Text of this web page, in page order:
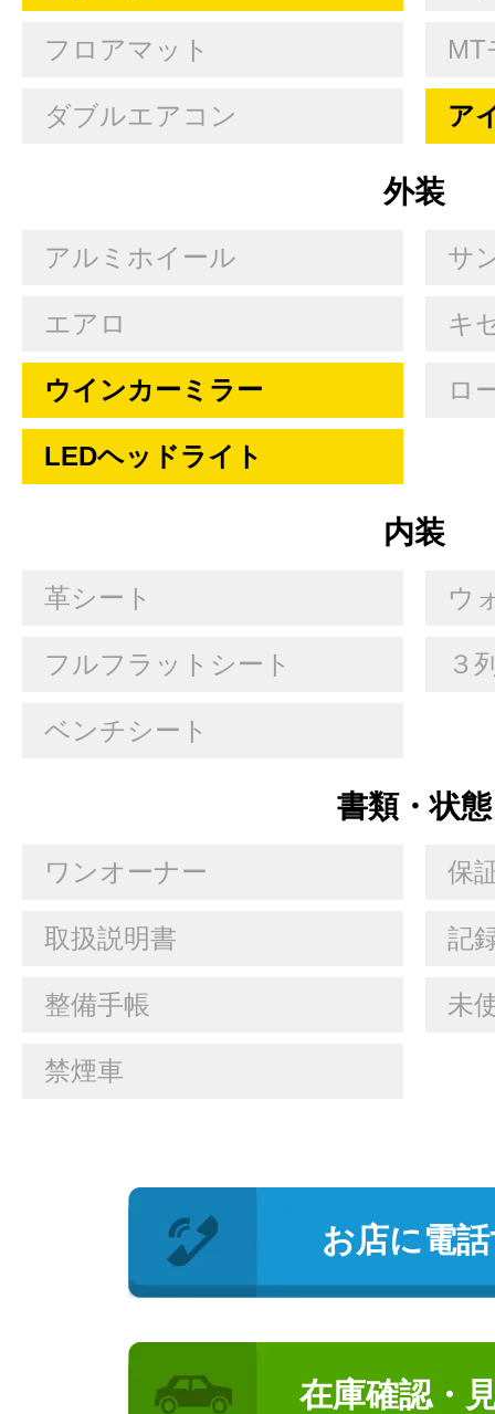
フロアマット MT
ダブルエアコン ア
外装
アルミホイール サ
エアロ キ
ウインカーミラー ロ
LEDヘッドライト
内装
革シート ウ
フルフラットシート ３
ベンチシート
書類・状態
ワンオーナー 保
取扱説明書 記
整備手帳 未
禁煙車
お店に電
在庫確認・